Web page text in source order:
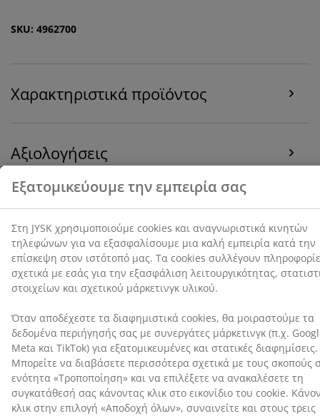
SKU: 4962700
Χαρακτηριστικά προϊόντος
Αξιολογήσεις
(29)
Αποστολή
εμπειρία κατά την επίσκεψη στον ιστότοπό μας. Τα
για εξατομικευμένες και στατικές διαφημίσεις.
Μπορείτε να διαβάσετε περισσότερα σχετικά με τους
σκοπούς στην ενότητα «Τροποποίηση» και να
επιλέξετε να ανακαλέσετε τη συγκατάθεσή σας
στην επιλογή «Αποδοχή όλων», συναινείτε και στους
τρεις σκοπούς. Διαβάστε περισσότερα σχετικά με τη
συλλογή και την επεξεργασία προσωπικών
δεδομένων και την πολιτική μαςγια τα cookies.